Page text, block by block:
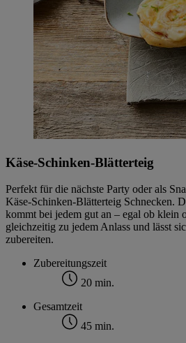
Käse-Schinken-Blätterteig
Perfekt für die nächste Party oder als
Käse-Schinken-Blätterteig Schnecken.
kommt bei jedem gut an – egal ob klein
gleichzeitig zu jedem Anlass und lässt
zubereiten.
Zubereitungszeit
20 min.
Gesamtzeit
45 min.